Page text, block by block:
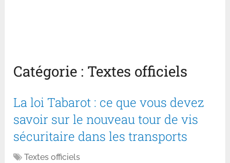
Catégorie : Textes officiels
La loi Tabarot : ce que vous devez
savoir sur le nouveau tour de vis
sécuritaire dans les transports
Textes officiels